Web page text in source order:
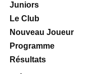
Juniors
Le Club
Nouveau Joueur
Programme
Résultats